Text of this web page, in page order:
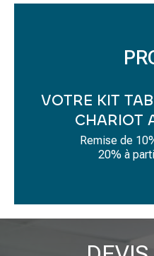
VOTRE KIT
CHARIOT
Remise de
20% à